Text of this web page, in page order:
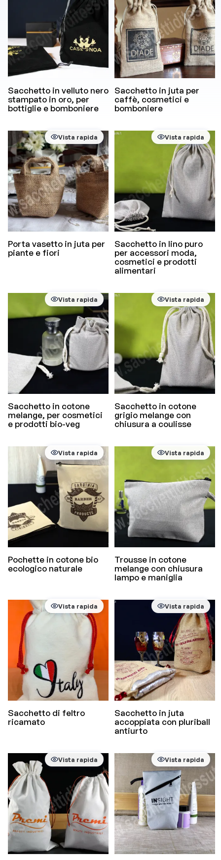
Sacchetto in velluto nero
stampato in oro, per
bottiglie e bomboniere
Sacchetto in juta per
caffè, cosmetici e
bomboniere
Porta vasetto in juta per
piante e fiori
Vista rapida
Sacchetto in lino puro
per accessori moda,
cosmetici e prodotti
alimentari
Vista rapida
Sacchetto in cotone
melange, per cosmetici
e prodotti bio-veg
Vista rapida
Sacchetto in cotone
grigio melange con
chiusura a coulisse
Vista rapida
Pochette in cotone bio
ecologico naturale
Vista rapida
Trousse in cotone
melange con chiusura
lampo e maniglia
Vista rapida
Sacchetto di feltro
ricamato
Vista rapida
Sacchetto in juta
accoppiata con pluriball
antiurto
Vista rapida
Vista rapida Vista rapida